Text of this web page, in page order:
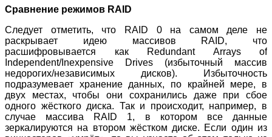
Сравнение режимов RAID
Следует отметить, что RAID 0 на самом деле не
раскрывает идею массивов RAID, что
расшифровывается как Redundant Arrays of
Independent/Inexpensive Drives (избыточный массив
недорогих/независимых дисков). Избыточность
подразумевает хранение данных, по крайней мере, в
двух местах, чтобы они сохранились даже при сбое
одного жёсткого диска. Так и происходит, например, в
случае массива RAID 1, в котором все данные
зеркалируются на втором жёстком диске. Если один из